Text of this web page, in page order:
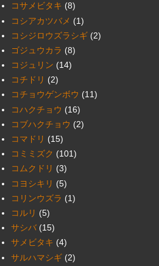
コサメビタキ (8)
コシアカツバメ (1)
コシジロウズラシギ (2)
ゴジュウカラ (8)
コジュリン (14)
コチドリ (2)
コチョウゲンボウ (11)
コハクチョウ (16)
コブハクチョウ (2)
コマドリ (15)
コミミズク (101)
コムクドリ (3)
コヨシキリ (5)
コリンウズラ (1)
コルリ (5)
サシバ (15)
サメビタキ (4)
サルハマシギ (2)